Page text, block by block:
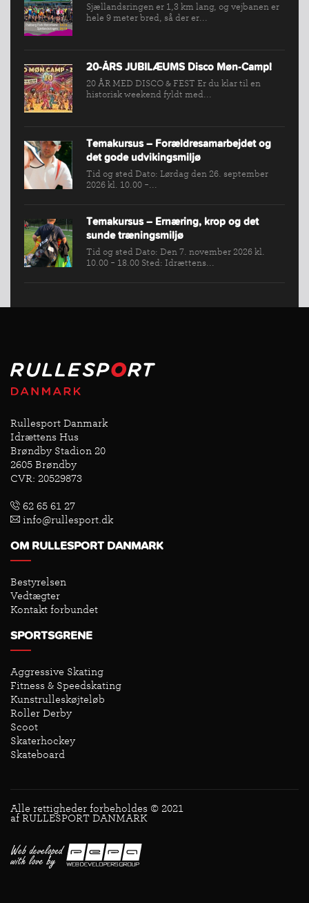
VÆRKTØJSKASSEN
KONKURRENCER
Sjællandsringen er 1,3 km lang, og vejbanen er
hele 9 meter bred, så der er...
20-ÅRS JUBILÆUMS Disco Møn-Camp!
20 ÅR MED DISCO & FEST Er du klar til en
historisk weekend fyldt med...
Temakursus – Forældresamarbejdet og
det gode udvikingsmiljø
Tid og sted Dato: Lørdag den 26. september
2026 kl. 10.00 -...
Temakursus – Ernæring, krop og det
sunde træningsmiljø
Tid og sted Dato: Den 7. november 2026 kl.
10.00 - 18.00 Sted: Idrættens...
Rullesport Danmark
Idrættens Hus
Brøndby Stadion 20
2605 Brøndby
CVR: 20529873
62 65 61 27
info@rullesport.dk
OM RULLESPORT DANMARK
Bestyrelsen
Vedtægter
Kontakt forbundet
SPORTSGRENE
Aggressive Skating
Fitness & Speedskating
Kunstrulleskøjteløb
Roller Derby
Scoot
Skaterhockey
Skateboard
Alle rettigheder forbeholdes © 2021
af RULLESPORT DANMARK